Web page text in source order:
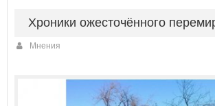
Хроники ожесточённого
Мнения